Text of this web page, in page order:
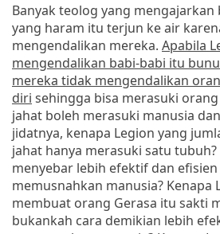
Banyak teolog yang mengajarkan
yang haram itu terjun ke air
mengendalikan mereka. Apabila
mengendalikan babi-babi itu
mereka tidak mengendalikan
diri sehingga bisa merasuki
jahat boleh merasuki manusia
jidatnya, kenapa Legion yang
jahat hanya merasuki satu
menyebar lebih efektif dan
memusnahkan manusia? Kenapa
membuat orang Gerasa itu sakti
bukankah cara demikian lebih